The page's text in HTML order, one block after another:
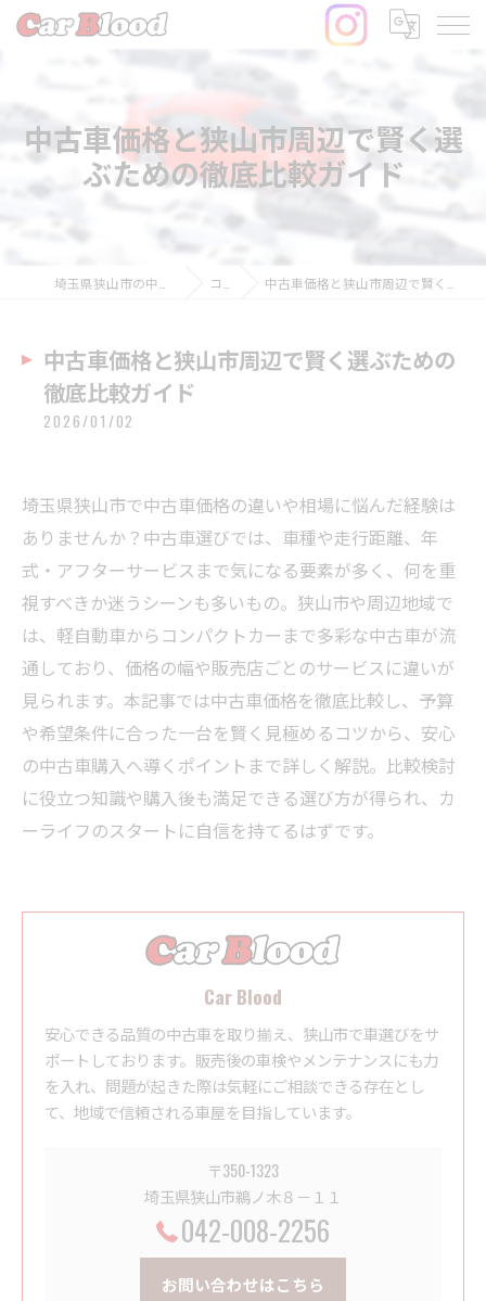
中古車価格と狭山市周辺で賢く選
ぶための徹底比較ガイド
コラム 中古車価格と狭山市周辺で賢く選ぶための徹底比較ガイド
中古車価格と狭山市周辺で賢く選ぶための
徹底比較ガイド
2026/01/02
埼玉県狭山市で中古車価格の違いや相場に悩んだ経験は
ありませんか？中古車選びでは、車種や走行距離、年
式・アフターサービスまで気になる要素が多く、何を重
視すべきか迷うシーンも多いもの。狭山市や周辺地域で
は、軽自動車からコンパクトカーまで多彩な中古車が流
通しており、価格の幅や販売店ごとのサービスに違いが
見られます。本記事では中古車価格を徹底比較し、予算
や希望条件に合った一台を賢く見極めるコツから、安心
の中古車購入へ導くポイントまで詳しく解説。比較検討
に役立つ知識や購入後も満足できる選び方が得られ、カ
ーライフのスタートに自信を持てるはずです。
Car Blood
安心できる品質の中古車を取り揃え、狭山市で車選びをサ
ポートしております。販売後の車検やメンテナンスにも力
を入れ、問題が起きた際は気軽にご相談できる存在とし
て、地域で信頼される車屋を目指しています。
〒350-1323
埼玉県狭山市鵜ノ木８－１１
042-008-2256
お問い合わせはこちら